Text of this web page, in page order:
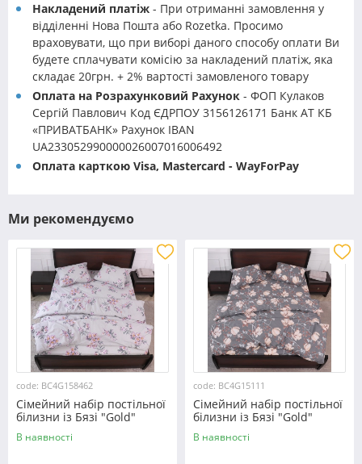
Накладений платіж - При отриманні замовлення у
відділенні Нова Пошта або Rozetka. Просимо
враховувати, що при виборі даного способу оплати Ви
будете сплачувати комісію за накладений платіж, яка
складає 20грн. + 2% вартості замовленого товару
Оплата на Розрахунковий Рахунок - ФОП Кулаков
Сергій Павлович Код ЄДРПОУ 3156126171 Банк АТ КБ
«ПРИВАТБАНК» Рахунок IBAN
UA233052990000026007016006492
Оплата карткою Visa, Mastercard - WayForPay
Ми рекомендуємо
code: BC4G158462
Сімейний набір постільної
білизни із Бязі "Gold"
№158462 Черешенька™
В наявності
code: BC4G15111
Сімейний набір постільної
білизни із Бязі "Gold"
№15111 Черешенька™
В наявності